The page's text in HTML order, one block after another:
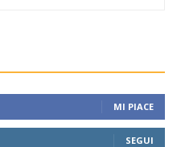
MI PIACE
SEGUI